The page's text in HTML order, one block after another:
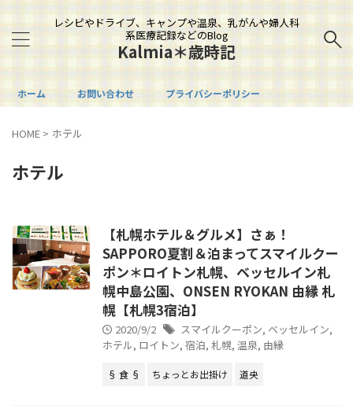
レシピやドライブ、キャンプや温泉、乳がんや婦人科
系医療記録などのBlog
Kalmia＊歳時記
ホーム お問い合わせ プライバシーポリシー
HOME > ホテル
ホテル
【札幌ホテル＆グルメ】さぁ！
SAPPORO夏割＆泊まってスマイルクー
ポン＊ロイトン札幌、ベッセルイン札
幌中島公園、ONSEN RYOKAN 由縁 札
幌【札幌3宿泊】
2020/9/2 スマイルクーポン, ベッセルイン,
ホテル, ロイトン, 宿泊, 札幌, 温泉, 由縁
§ 食 § ちょっとお出掛け 道央